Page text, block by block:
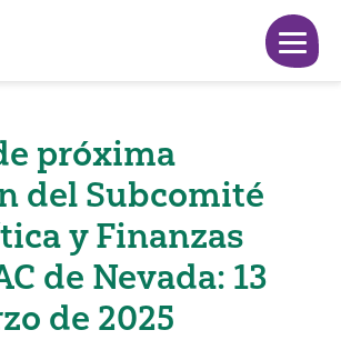
próxima
del Subcomité
y Finanzas
de Nevada: 13
de 2025